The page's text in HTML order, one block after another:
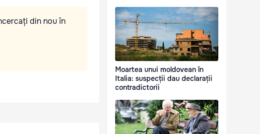
din nou în
Moartea unui moldovean în
Italia: suspecții dau declarații
contradictorii